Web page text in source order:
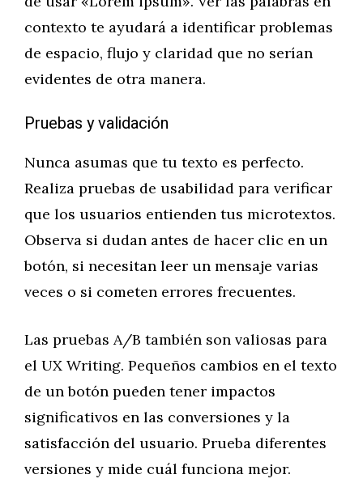
contexto te ayudará a identificar problemas
de espacio, flujo y claridad que no serían
evidentes de otra manera.
Pruebas y validación
Nunca asumas que tu texto es perfecto.
Realiza pruebas de usabilidad para verificar
que los usuarios entienden tus microtextos.
Observa si dudan antes de hacer clic en un
botón, si necesitan leer un mensaje varias
veces o si cometen errores frecuentes.
Las pruebas A/B también son valiosas para
el UX Writing. Pequeños cambios en el texto
de un botón pueden tener impactos
significativos en las conversiones y la
satisfacción del usuario. Prueba diferentes
versiones y mide cuál funciona mejor.